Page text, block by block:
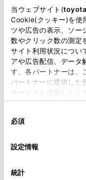
当ウェブサイト(
Cookie(クッキー)を使
ツや広告の表示、ソー
数やクリック数の測定
サイト利用状況につい
アや広告配信、データ
す。各パートナーは、
パートナーに提供した
サービスを使用したと
使用することがありま
デバイスにすべての
意したことになりま
設定の変更、同意を
「Cookie（クッキー）
必須
設定情報
統計
必須 市区町村名
必須 丁目番地
任意 建物名